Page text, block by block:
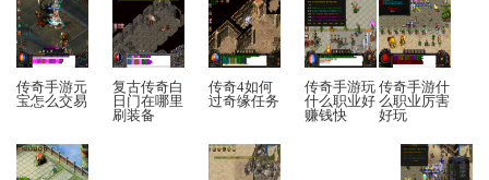
传奇手游元
宝怎么交易
复古传奇白
日门在哪里
刷装备
传奇4如何
过奇缘任务
传奇手游玩
什么职业好
赚钱快
传奇手游什
么职业厉害
好玩